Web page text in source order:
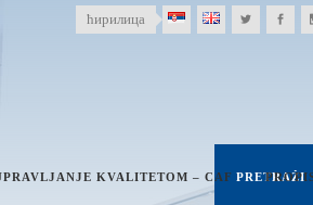
ћирилица
KVALITETOM – CAF